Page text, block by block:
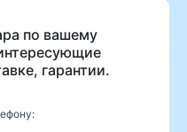
по вашему
гарантии.